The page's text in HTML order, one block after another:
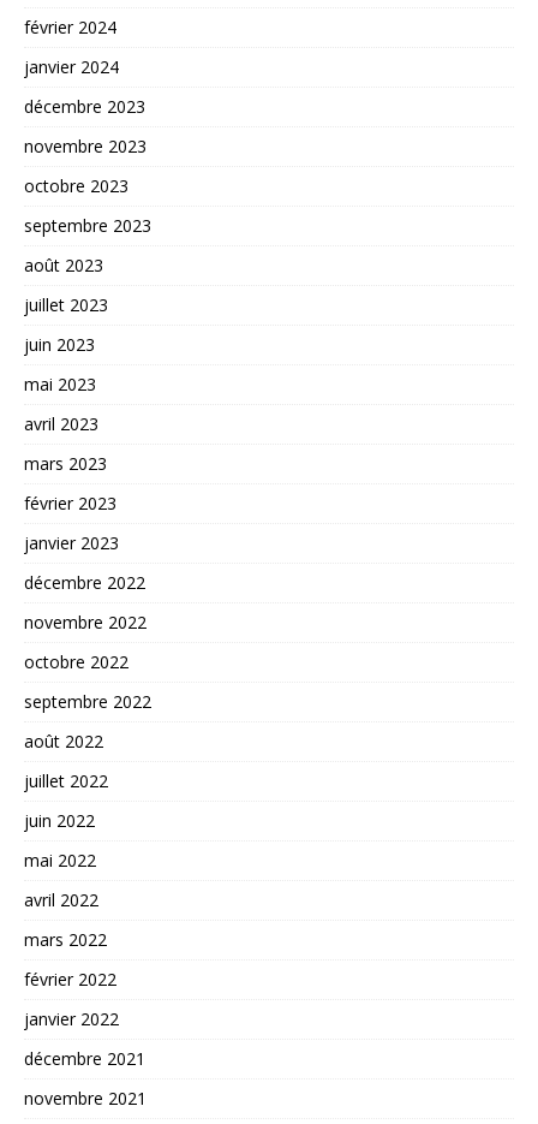
février 2024
janvier 2024
décembre 2023
novembre 2023
octobre 2023
septembre 2023
août 2023
juillet 2023
juin 2023
mai 2023
avril 2023
mars 2023
février 2023
janvier 2023
décembre 2022
novembre 2022
octobre 2022
septembre 2022
août 2022
juillet 2022
juin 2022
mai 2022
avril 2022
mars 2022
février 2022
janvier 2022
décembre 2021
novembre 2021